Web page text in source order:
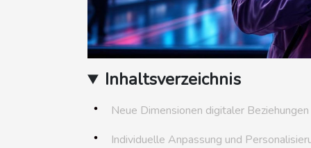
Inhaltsverzeichnis
Neue Dimensionen digitaler Beziehungen
Individuelle Anpassung und